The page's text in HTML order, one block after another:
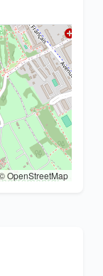
OpenStreetMap